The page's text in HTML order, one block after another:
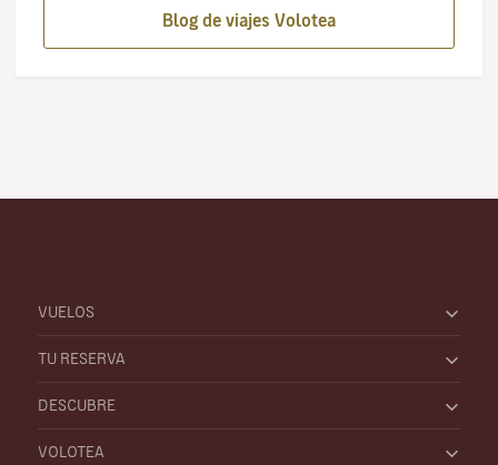
Blog de viajes Volotea
VUELOS
TU RESERVA
DESCUBRE
VOLOTEA